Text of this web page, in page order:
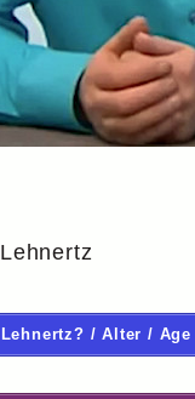
/ Alter / Age